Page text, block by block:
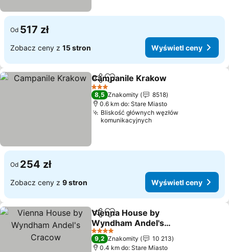
Od 517 zł
Zobacz ceny z 15 stron Wyświetl ceny
Udostępnij
Dodaj do ulubionych
Campanile Krakow
3 Kategoria
8,5 Znakomity
8518
0.6 km do: Stare Miasto
Bliskość głównych węzłów
komunikacyjnych
Od 254 zł
Zobacz ceny z 9 stron Wyświetl ceny
Udostępnij
Dodaj do ulubionych
Vienna House by
Wyndham Andel's
Cracow
4 Kategoria
9,2 Znakomity
10 213
0.4 km do: Stare Miasto